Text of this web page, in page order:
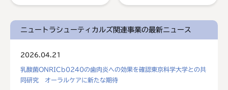
ニュートラシューティカルズ関連事業の最新ニュース
2026.04.21
乳酸菌ONRICb0240の歯肉炎への効果を確認東京科学大学との共
同研究 オーラルケアに新たな期待